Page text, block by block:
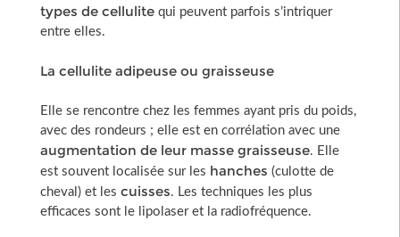
types de cellulitequi peuvent parfois s’intriquer
entre elles.
La cellulite adipeuse ou graisseuse
Elle se rencontre chez les femmes ayant pris du poids,
avec des rondeurs ; elle est en corrélation avec une
augmentation de leur masse graisseuse. Elle
est souvent localisée sur les hanches (culotte de
cheval) et les cuisses. Les techniques les plus
efficaces sont le lipolaseret la radiofréquence.